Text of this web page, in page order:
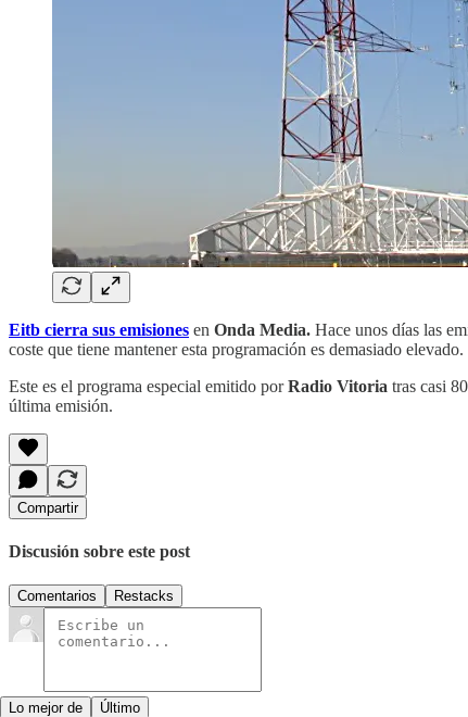
Eitb cierra sus emisiones en Onda Media. Hace unos días las
coste que tiene mantener esta programación es demasiado elevado.
Este es el programa especial emitido porRadio Vitoria tras casi
última emisión.
Compartir
Discusión sobre este post
Comentarios Restacks
Lo mejor de Último